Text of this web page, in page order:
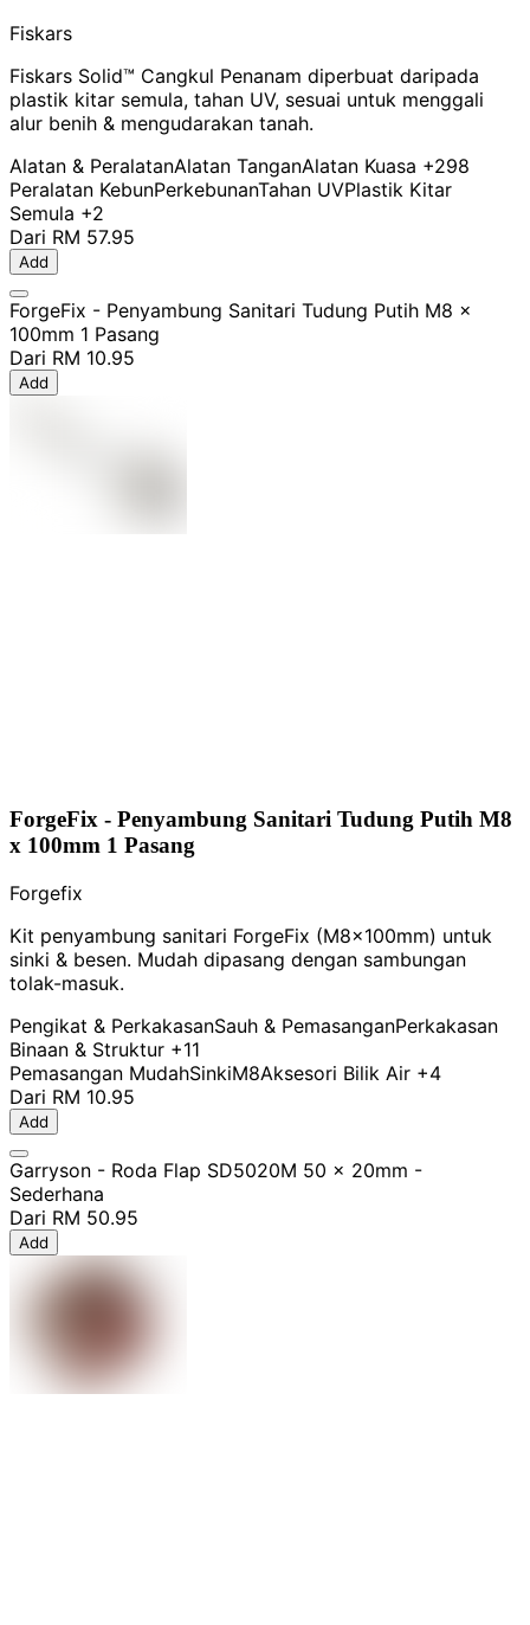
Fiskars
Fiskars Solid™ Cangkul Penanam diperbuat daripada
plastik kitar semula, tahan UV, sesuai untuk menggali
alur benih & mengudarakan tanah.
Alatan & PeralatanAlatan TanganAlatan Kuasa +298
Peralatan KebunPerkebunanTahan UVPlastik Kitar
Semula +2
Dari RM 57.95
Add
ForgeFix - Penyambung Sanitari Tudung Putih M8 x
100mm 1 Pasang
Dari RM 10.95
Add
ForgeFix - Penyambung Sanitari Tudung Putih M8
x 100mm 1 Pasang
Forgefix
Kit penyambung sanitari ForgeFix (M8x100mm) untuk
sinki & besen. Mudah dipasang dengan sambungan
tolak-masuk.
Pengikat & PerkakasanSauh & PemasanganPerkakasan
Binaan & Struktur +11
Pemasangan MudahSinkiM8Aksesori Bilik Air +4
Dari RM 10.95
Add
Garryson - Roda Flap SD5020M 50 x 20mm -
Sederhana
Dari RM 50.95
Add